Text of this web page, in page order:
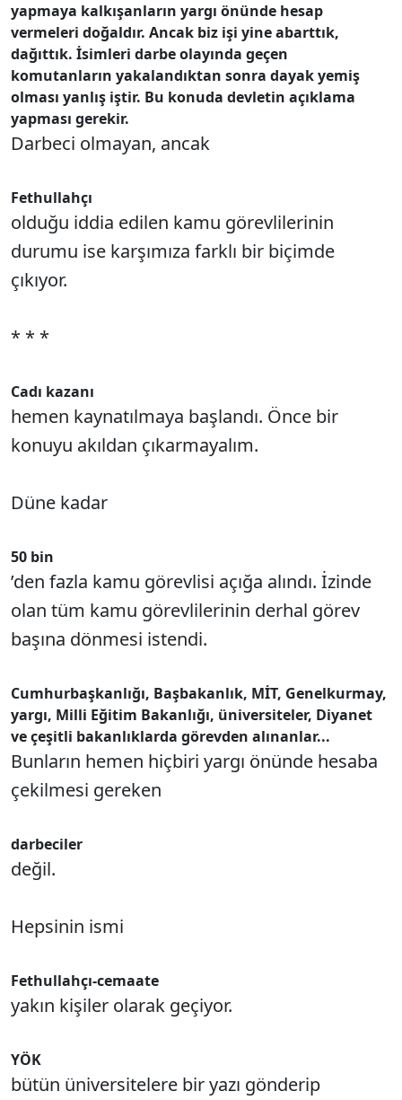
yapmaya kalkışanların yargı önünde hesap
vermeleri doğaldır. Ancak biz işi yine abarttık,
dağıttık. İsimleri darbe olayında geçen
komutanların yakalandıktan sonra dayak yemiş
olması yanlış iştir. Bu konuda devletin açıklama
yapması gerekir.
Darbeci olmayan, ancak
Fethullahçı
olduğu iddia edilen kamu görevlilerinin
durumu ise karşımıza farklı bir biçimde
çıkıyor.
* * *
Cadı kazanı
hemen kaynatılmaya başlandı. Önce bir
konuyu akıldan çıkarmayalım.
Düne kadar
50 bin
’den fazla kamu görevlisi açığa alındı. İzinde
olan tüm kamu görevlilerinin derhal görev
başına dönmesi istendi.
Cumhurbaşkanlığı, Başbakanlık, MİT, Genelkurmay,
yargı, Milli Eğitim Bakanlığı, üniversiteler, Diyanet
ve çeşitli bakanlıklarda görevden alınanlar...
Bunların hemen hiçbiri yargı önünde hesaba
çekilmesi gereken
darbeciler
değil.
Hepsinin ismi
Fethullahçı-cemaate
yakın kişiler olarak geçiyor.
YÖK
bütün üniversitelere bir yazı gönderip